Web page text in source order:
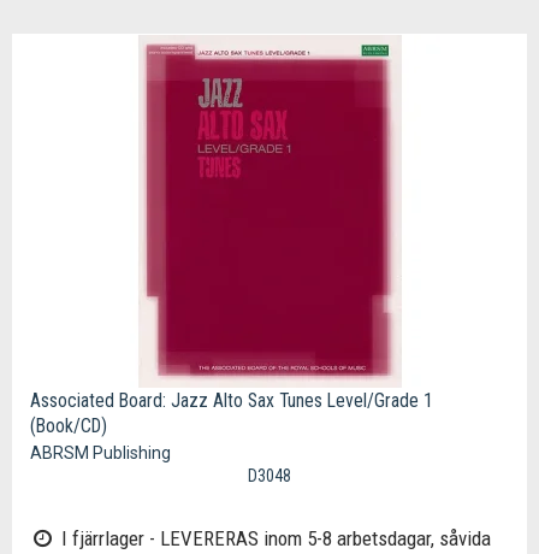
Associated Board: Jazz Alto Sax Tunes Level/Grade 1
(Book/CD)
ABRSM Publishing
D3048
I fjärrlager - LEVERERAS inom 5-8 arbetsdagar, såvida